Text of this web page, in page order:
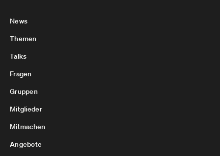
News
Themen
Talks
Fragen
Gruppen
Mitglieder
Mitmachen
Angebote